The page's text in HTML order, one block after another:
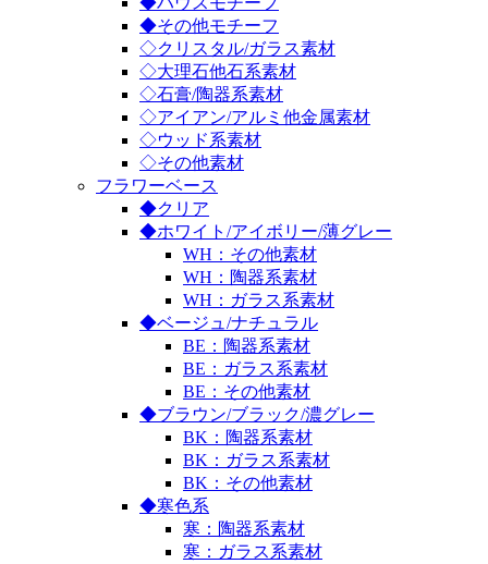
◆その他モチーフ
◇クリスタル/ガラス素材
◇大理石他石系素材
◇石膏/陶器系素材
◇アイアン/アルミ他金属素材
◇ウッド系素材
◇その他素材
フラワーベース
◆クリア
◆ホワイト/アイボリー/薄グレー
WH：その他素材
WH：陶器系素材
WH：ガラス系素材
◆ベージュ/ナチュラル
BE：陶器系素材
BE：ガラス系素材
BE：その他素材
◆ブラウン/ブラック/濃グレー
BK：陶器系素材
BK：ガラス系素材
BK：その他素材
◆寒色系
寒：陶器系素材
寒：ガラス系素材